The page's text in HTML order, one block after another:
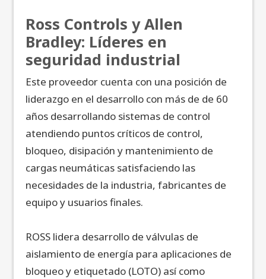
Ross Controls y Allen
Bradley: Líderes en
seguridad industrial
Este proveedor cuenta con una posición de
liderazgo en el desarrollo con más de de 60
años desarrollando sistemas de control
atendiendo puntos críticos de control,
bloqueo, disipación y mantenimiento de
cargas neumáticas satisfaciendo las
necesidades de la industria, fabricantes de
equipo y usuarios finales.
ROSS lidera desarrollo de válvulas de
aislamiento de energía para aplicaciones de
bloqueo y etiquetado (LOTO) así como